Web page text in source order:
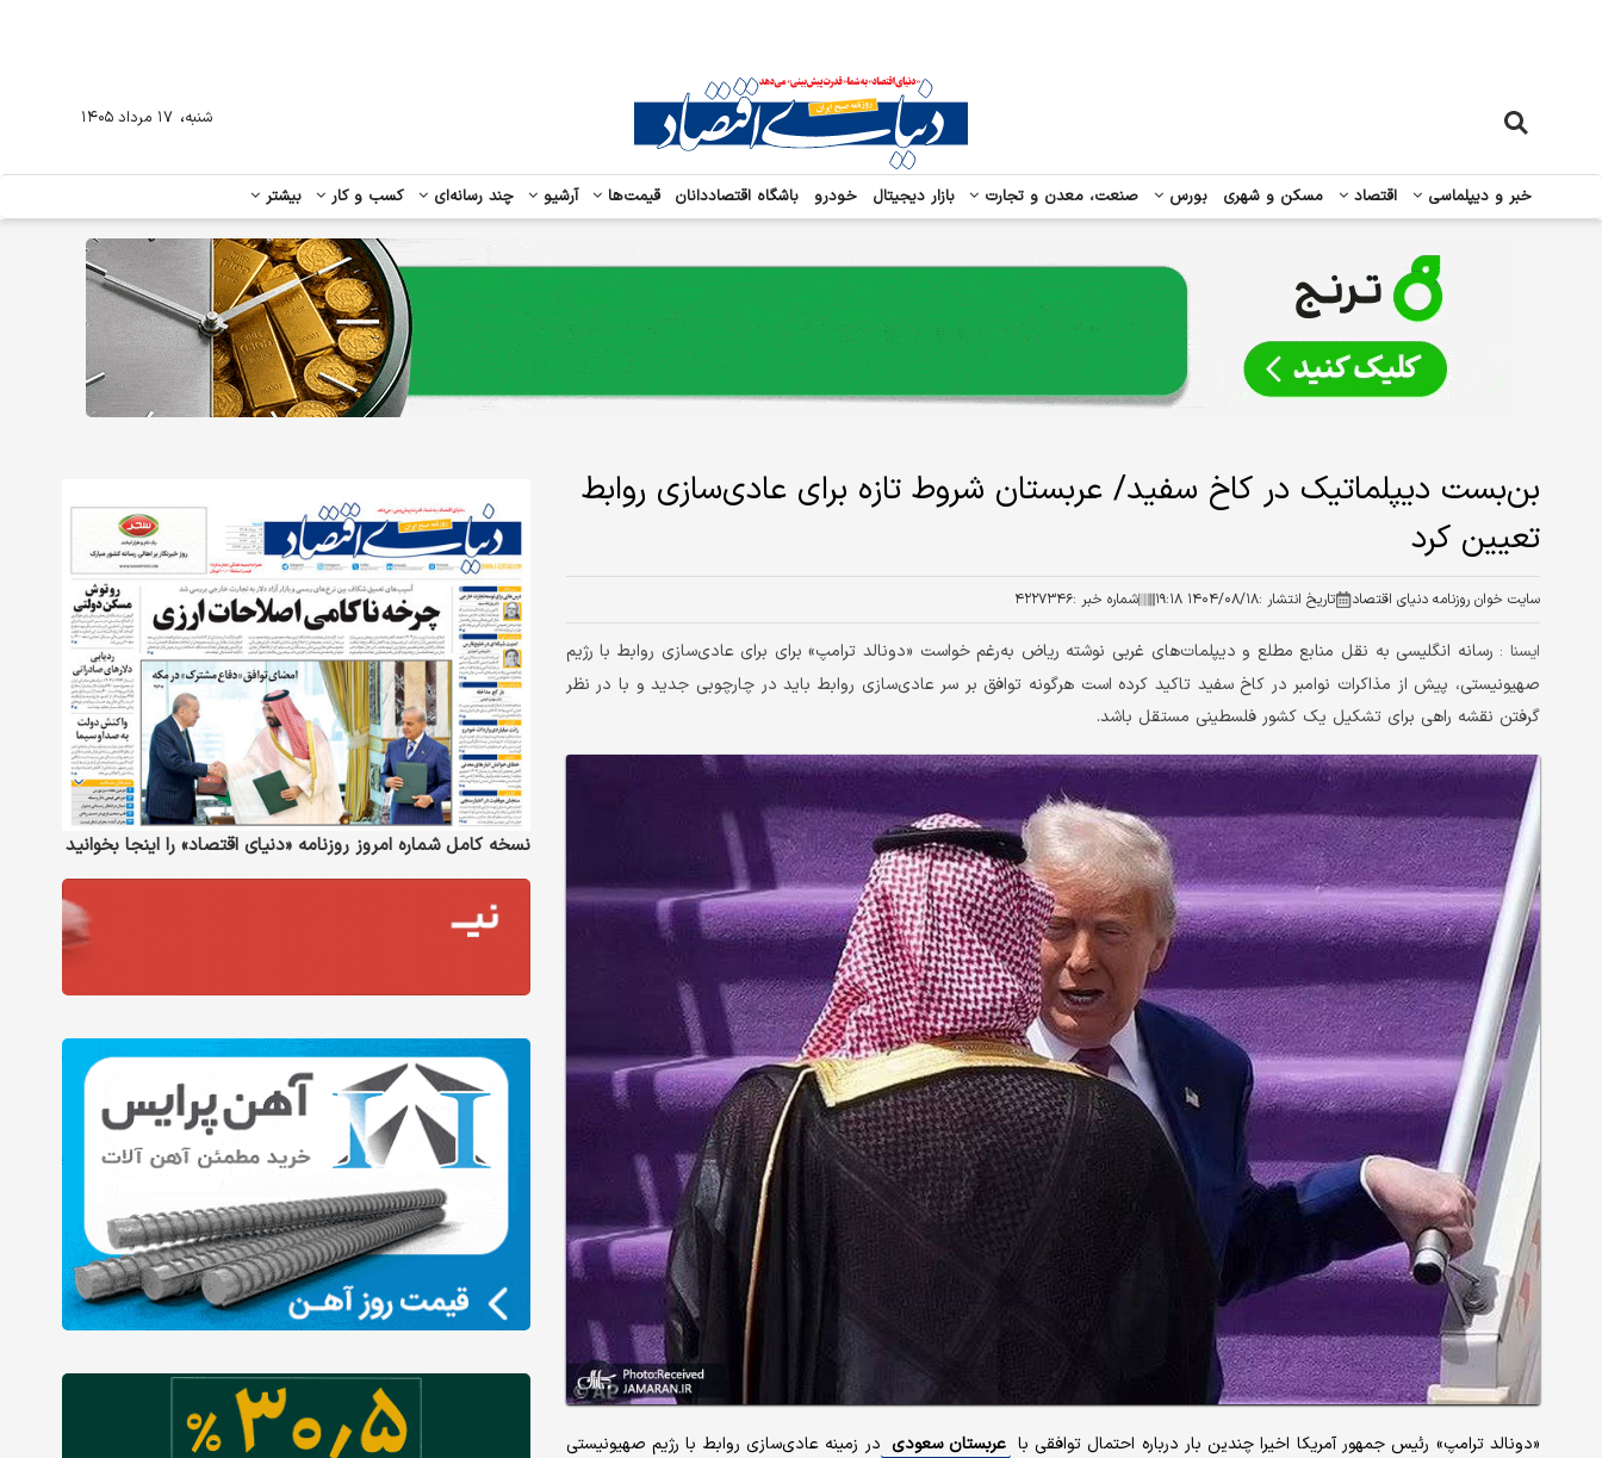
خبر و دیپلماسی اقتصاد مسکن و شهری بورس صنعت، معدن و تجارت بازار دیجیتال خودرو باشگاه اقتصاددانان قیمت‌ها آرشیو چند رسانه‌ای کسب و کار بیشتر
شنبه، ۱۷ مرداد ۱۴۰۵
بن‌بست دیپلماتیک در کاخ سفید/ عربستان شروط تازه برای عادی‌سازی روابط
تعیین کرد
سایت خوان روزنامه دنیای اقتصاد تاریخ انتشار :۱۴۰۴/۰۸/۱۸ ۱۹:۱۸ شماره خبر :۴۲۲۷۳۴۶
ايسنا :
رسانه انگلیسی به نقل منابع مطلع و دیپلمات‌های غربی نوشته ریاض به‌‎رغم خواست «دونالد ترامپ» برای برای عادی‌سازی روابط با رژیم
صهیونیستی، پیش از مذاکرات نوامبر در کاخ سفید تاکید کرده است هرگونه توافق بر سر عادی‌سازی روابط باید در چارچوبی جدید و با در نظر
گرفتن نقشه راهی برای تشکیل یک کشور فلسطینی مستقل باشد.
«دونالد ترامپ» رئیس جمهور آمریکا اخیرا چندین بار درباره احتمال توافقی با عربستان سعودی در زمینه عادی‌سازی روابط با رژیم صهیونیستی
نسخه کامل شماره امروز روزنامه «دنیای‌ اقتصاد» را اینجا بخوانید